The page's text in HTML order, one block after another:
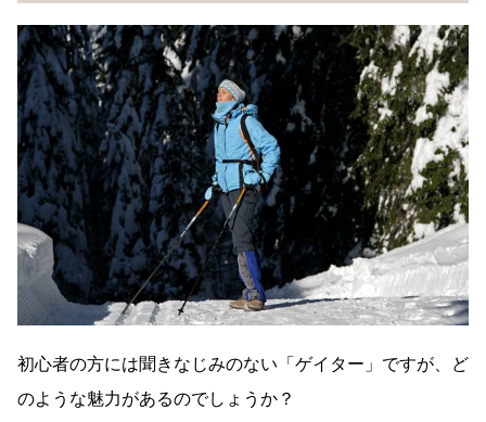
初心者の方には聞きなじみのない「ゲイター」ですが、ど
のような魅力があるのでしょうか？